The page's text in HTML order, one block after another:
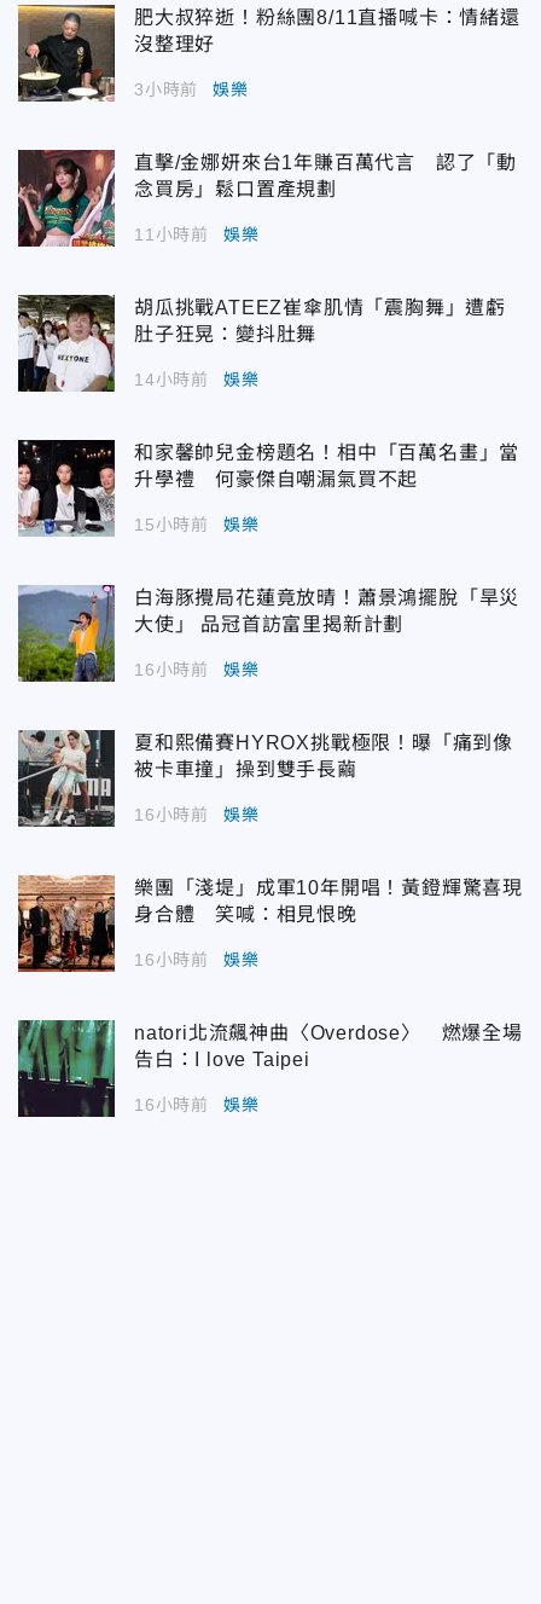
肥大叔猝逝！粉絲團8/11直播喊卡：情緒還
沒整理好
3小時前 娛樂
直擊/金娜妍來台1年賺百萬代言 認了「動
念買房」鬆口置產規劃
11小時前 娛樂
胡瓜挑戰ATEEZ崔傘肌情「震胸舞」遭虧
肚子狂晃：變抖肚舞
14小時前 娛樂
和家馨帥兒金榜題名！相中「百萬名畫」當
升學禮 何豪傑自嘲漏氣買不起
15小時前 娛樂
白海豚攪局花蓮竟放晴！蕭景鴻擺脫「旱災
大使」 品冠首訪富里揭新計劃
16小時前 娛樂
夏和熙備賽HYROX挑戰極限！曝「痛到像
被卡車撞」操到雙手長繭
16小時前 娛樂
樂團「淺堤」成軍10年開唱！黃鐙輝驚喜現
身合體 笑喊：相見恨晚
16小時前 娛樂
natori北流飆神曲〈Overdose〉 燃爆全場
告白：I love Taipei
16小時前 娛樂